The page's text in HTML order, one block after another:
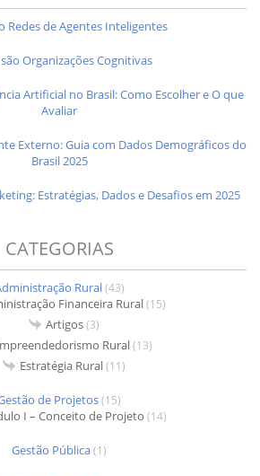
Redes de Agentes Inteligentes
Organizações Cognitivas
Artificial no Brasil: Como Escolher e O que
Avaliar
Externo: Guia com Dados Demográficos do
Brasil 2025
Estratégias, Dados e Desafios em 2025
CATEGORIAS
Rural(43)
Financeira Rural(15)
Artigos(3)
Rural(13)
Estratégia Rural(11)
de Projetos(15)
I – Conceito de Projeto (14)
Gestão Pública(1)